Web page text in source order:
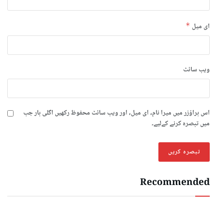
ای میل *
ویب‌ سائٹ
اس براؤزر میں میرا نام، ای میل، اور ویب سائٹ محفوظ رکھیں اگلی بار جب
میں تبصرہ کرنے کےلیے۔
Recommended